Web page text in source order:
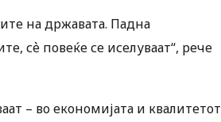
на државата. Падна
сѐ повеќе се иселуваат“, рече
– во економијата и квалитетот